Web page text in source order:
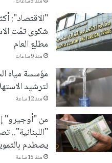
شكوى تمّت
مطلع العام
منذ 9 ساعات
مؤسسة مياه
لترشيد
منذ 12 ساعة
من "أوجيرو"
"اللبنانية"..
يصطدم
منذ 15 ساعة